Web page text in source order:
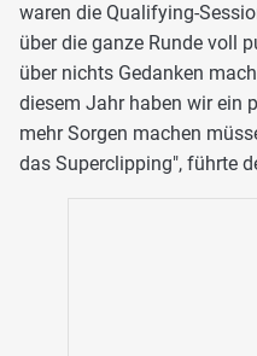
waren die Qualifying-
über die ganze Runde voll
über nichts Gedanken
diesem Jahr haben wir ein
mehr Sorgen machen
das Superclipping", führte